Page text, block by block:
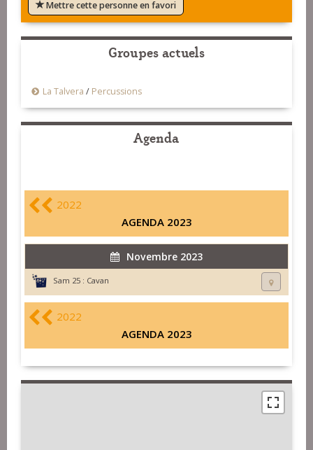
Mettre cette personne en favori
Groupes actuels
La Talvera / Percussions
Agenda
2022
AGENDA 2023
Novembre 2023
Sam 25 : Cavan
2022
AGENDA 2023